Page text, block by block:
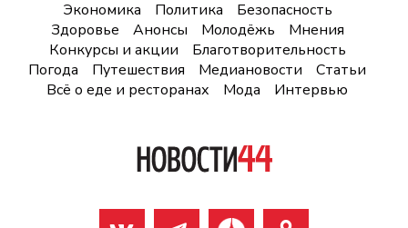
Экономика
Политика
Безопасность
Здоровье
Анонсы Молодёжь
Мнения
Конкурсы и акции
Благотворительность
Погода
Путешествия Медиановости
Статьи
Всё о еде и ресторанах
Мода Интервью